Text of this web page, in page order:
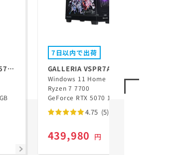
7日以内で出荷
GALLERIA VSPR7A-R57-
B Ryzen 7 7700搭載 ぶい
すぽっ！コラボモデル
Windows 11 Home
Ryzen 7 7700
GeForce RTX 5070 12GB
4.75 (5)
439,980 円